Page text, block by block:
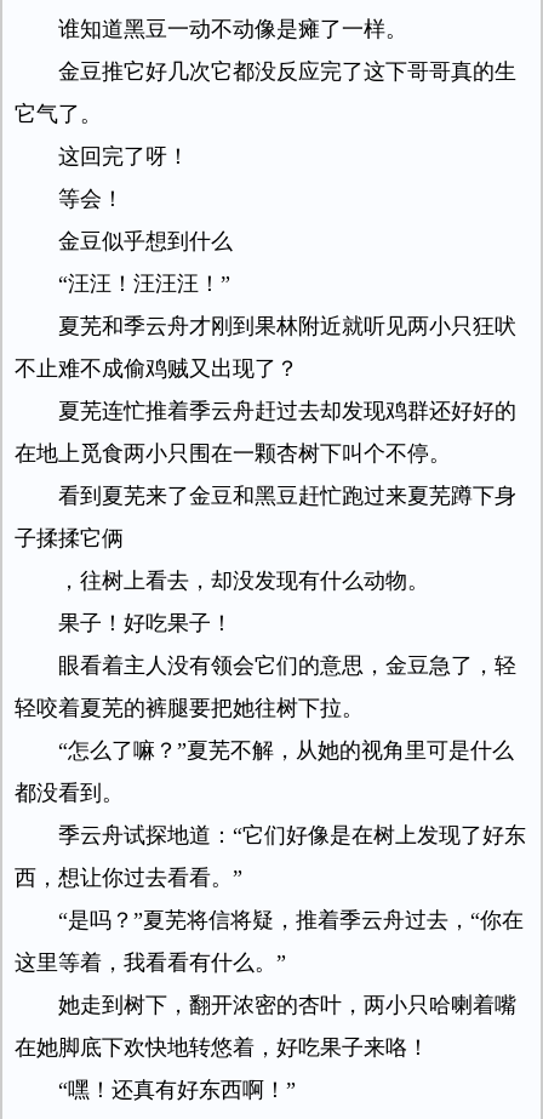
谁知道黑豆一动不动像是瘫了一样。
金豆推它好几次它都没反应完了这下哥哥真的生
它气了。
这回完了呀！
等会！
金豆似乎想到什么
“汪汪！汪汪汪！”
夏芜和季云舟才刚到果林附近就听见两小只狂吠
不止难不成偷鸡贼又出现了？
夏芜连忙推着季云舟赶过去却发现鸡群还好好的
在地上觅食两小只围在一颗杏树下叫个不停。
看到夏芜来了金豆和黑豆赶忙跑过来夏芜蹲下身
子揉揉它俩
，往树上看去，却没发现有什么动物。
果子！好吃果子！
眼看着主人没有领会它们的意思，金豆急了，轻
轻咬着夏芜的裤腿要把她往树下拉。
“怎么了嘛？”夏芜不解，从她的视角里可是什么
都没看到。
季云舟试探地道：“它们好像是在树上发现了好东
西，想让你过去看看。”
“是吗？”夏芜将信将疑，推着季云舟过去，“你在
这里等着，我看看有什么。”
她走到树下，翻开浓密的杏叶，两小只哈喇着嘴
在她脚底下欢快地转悠着，好吃果子来咯！
“嘿！还真有好东西啊！”